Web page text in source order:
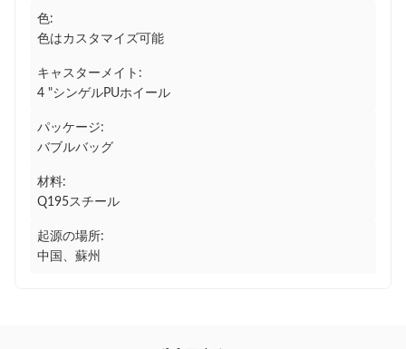
色:
色はカスタマイズ可能
キャスターメイト:
4 "シンゲルPUホイール
パッケージ:
バブルバッグ
材料:
Q195スチール
起源の場所:
中国、蘇州